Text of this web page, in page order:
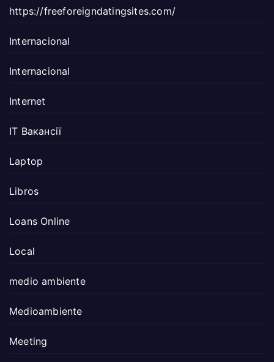
https://freeforeigndatingsites.com/
Internacional
Internacional
Internet
IT Вакансії
Laptop
Libros
Loans Online
Local
medio ambiente
Medioambiente
Meeting